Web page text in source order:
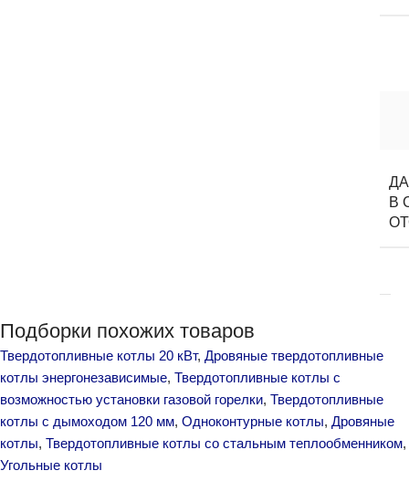
В
Подборки похожих товаров
Твердотопливные котлы 20 кВт, Дровяные твердотопливные
котлы энергонезависимые, Твердотопливные котлы с
возможностью установки газовой горелки, Твердотопливные
котлы с дымоходом 120 мм, Одноконтурные котлы, Дровяные
котлы, Твердотопливные котлы со стальным теплообменником,
Угольные котлы